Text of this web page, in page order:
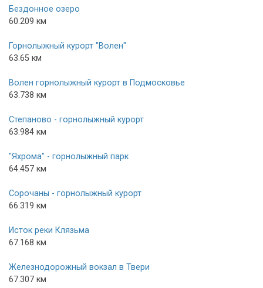
Бездонное озеро
60.209 км
Горнолыжный курорт "Волен"
63.65 км
Волен горнолыжный курорт в Подмосковье
63.738 км
Степаново - горнолыжный курорт
63.984 км
"Яхрома" - горнолыжный парк
64.457 км
Сорочаны - горнолыжный курорт
66.319 км
Исток реки Клязьма
67.168 км
Железнодорожный вокзал в Твери
67.307 км